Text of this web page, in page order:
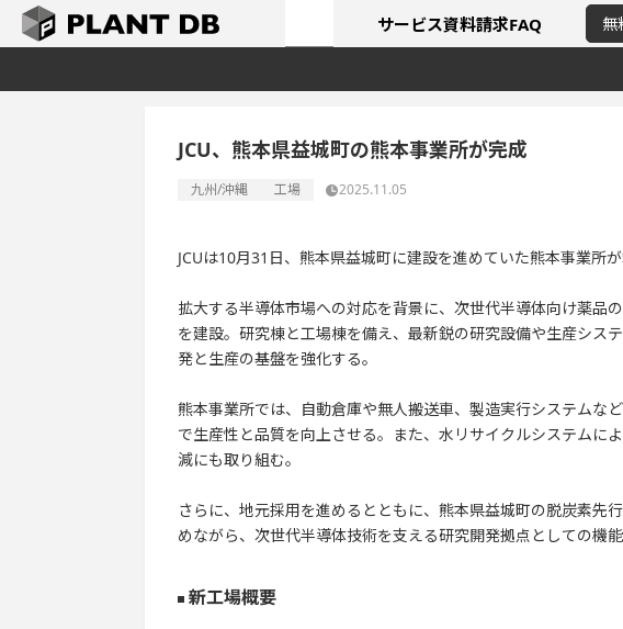
無
サービス資料請求FAQ
JCU、熊本県益城町の熊本事業所が完成
九州/沖縄 工場 2025.11.05
JCUは10月31日、熊本県益城町に建設を進めていた熊本事業所が
拡大する半導体市場への対応を背景に、次世代半導体向け薬品
を建設。研究棟と工場棟を備え、最新鋭の研究設備や生産シス
発と生産の基盤を強化する。
熊本事業所では、自動倉庫や無人搬送車、製造実行システムな
で生産性と品質を向上させる。また、水リサイクルシステムに
減にも取り組む。
さらに、地元採用を進めるとともに、熊本県益城町の脱炭素先
めながら、次世代半導体技術を支える研究開発拠点としての機能
新工場概要